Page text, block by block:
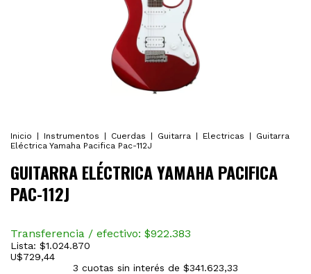
Inicio Instrumentos Cuerdas Guitarra Electricas
Guitarra
Eléctrica Yamaha Pacifica Pac-112J
GUITARRA ELÉCTRICA YAMAHA PACIFICA
PAC-112J
Transferencia / efectivo: $922.383
Lista: $1.024.870
U$729,44
3 cuotas sin interés de $341.623,33